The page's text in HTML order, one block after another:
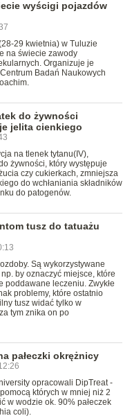
wyścigi pojazdów
29 kwietnia) w Tuluzie
na świecie zawody
Organizuje je
Badań Naukowych
do żywności
jelita cienkiego
na tlenek tytanu(IV),
żywności, który występuje
czy cukierkach, zmniejsza
do wchłaniania składników
do patogenów.
tusz do tatuażu
Są wykorzystywane
by oznaczyć miejsce, które
poddawane leczeniu. Zwykłe
problemy, które ostatnio
tusz widać tylko w
tym znika on po
pałeczki okrężnicy
opracowali DipTreat -
których w mniej niż 2
w wodzie ok. 90% pałeczek
coli).